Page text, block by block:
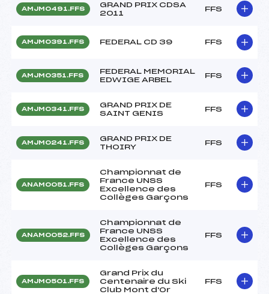
AMJM0491.FFS
GRAND PRIX CDSA
2011
FFS
AMJM0391.FFS FEDERAL CD 39 FFS
AMJM0351.FFS
FEDERAL MEMORIAL
EDWIGE ARBEL
FFS
AMJM0341.FFS
GRAND PRIX DE
SAINT GENIS
FFS
AMJM0241.FFS
GRAND PRIX DE
THOIRY
FFS
ANAM0051.FFS
Championnat de
France UNSS
Excellence des
Collèges Garçons
FFS
ANAM0052.FFS
Championnat de
France UNSS
Excellence des
Collèges Garçons
FFS
AMJM0501.FFS
Grand Prix du
Centenaire du Ski
Club Mont d'Or
FFS